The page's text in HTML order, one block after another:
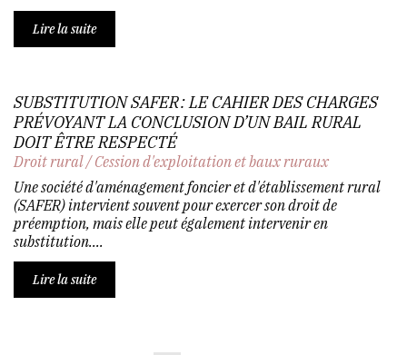
Lire la suite
SUBSTITUTION SAFER : LE CAHIER DES CHARGES
PRÉVOYANT LA CONCLUSION D’UN BAIL RURAL
DOIT ÊTRE RESPECTÉ
Droit rural/Cession d'exploitation et baux ruraux
Une société d'aménagement foncier et d'établissement rural
(SAFER) intervient souvent pour exercer son droit de
préemption, mais elle peut également intervenir en
substitution....
Lire la suite